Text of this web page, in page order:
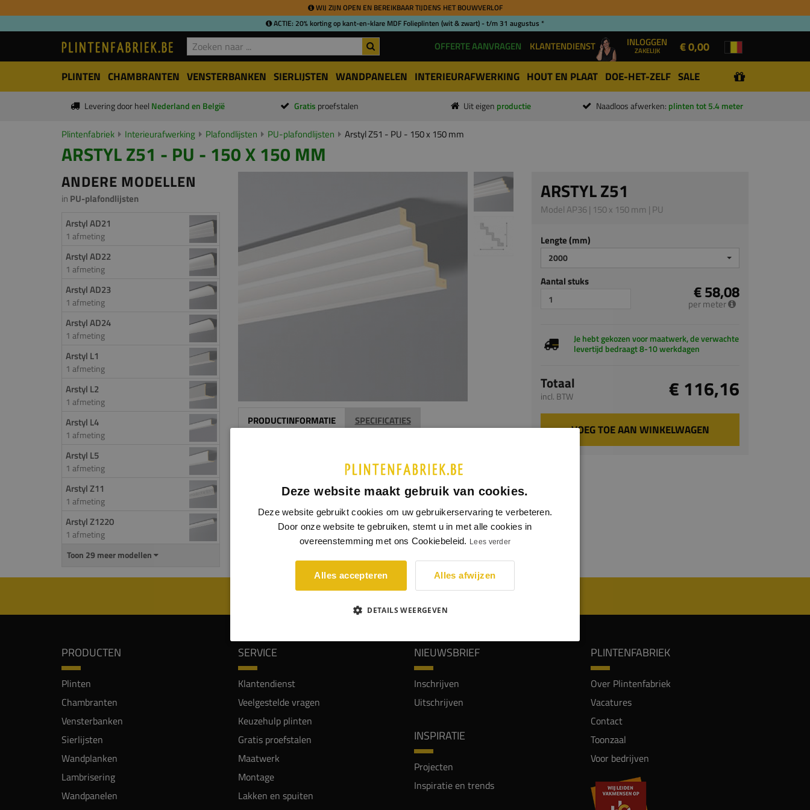
WIJ ZIJN OPEN EN BEREIKBAAR TIJDENS HET BOUWVERLOF
ACTIE: 20% korting op kant-en-klare MDF Folieplinten (wit & zwart) - t/m 31 augustus *
OFFERTE AANVRAGEN KLANTENDIENST INLOGGEN
ZAKELIJK € 0,00
PLINTEN CHAMBRANTEN VENSTERBANKEN SIERLIJSTEN WANDPANELEN INTERIEURAFWERKING HOUT EN PLAAT DOE-HET-ZELF SALE
Levering door heel Nederland en België Gratis proefstalen Uit eigen productie Naadloos afwerken: plinten tot 5.4 meter
Plintenfabriek Interieurafwerking Plafondlijsten PU-plafondlijsten Arstyl Z51 - PU - 150 x 150 mm
ARSTYL Z51 - PU - 150 X 150 MM
ANDERE MODELLEN
in PU-plafondlijsten
Arstyl AD21
1 afmeting
Arstyl AD22
1 afmeting
Arstyl AD23
1 afmeting
Arstyl AD24
1 afmeting
Arstyl L1
1 afmeting
Arstyl L2
1 afmeting
Arstyl L4
1 afmeting
Arstyl L5
1 afmeting
Arstyl Z11
1 afmeting
Arstyl Z1220
1 afmeting
Toon 29 meer modellen
PRODUCTINFORMATIE SPECIFICATIES
Daarnaast helpen ze je om kabels, scheuren en oneffenheden weg
te werken. Deze plafondlijst is gemaakt van polyurethaan (PU).
Hierdoor is deze lijst zeer licht, stootvast en gemakkelijk te
monteren. De Arstyl Z51 is een moderne plafondlijst in een
trapvorm. Deze lijst past goed in een modern interieur.
ARSTYL Z51
Model AP36 | 150 x 150 mm | PU
Lengte (mm)
2000
Aantal stuks € 58,08
per meter
Je hebt gekozen voor maatwerk, de verwachte
levertijd bedraagt 8-10 werkdagen
Totaal
incl. BTW € 116,16
VOEG TOE AAN WINKELWAGEN
WIJ WORDEN BEOORDEELD MET EEN 8.8
PRODUCTEN
Plinten
Chambranten
Vensterbanken
Sierlijsten
Wandplanken
Lambrisering
Wandpanelen
SERVICE
Klantendienst
Veelgestelde vragen
Keuzehulp plinten
Gratis proefstalen
Maatwerk
Montage
Lakken en spuiten
NIEUWSBRIEF
Inschrijven
Uitschrijven
INSPIRATIE
Projecten
Inspiratie en trends
PLINTENFABRIEK
Over Plintenfabriek
Vacatures
Contact
Toonzaal
Voor bedrijven
Deze website maakt gebruik van cookies.
Deze website gebruikt cookies om uw gebruikerservaring te verbeteren.
Door onze website te gebruiken, stemt u in met alle cookies in
overeenstemming met ons Cookiebeleid. Lees verder
Alles accepteren Alles afwijzen
DETAILS WEERGEVEN